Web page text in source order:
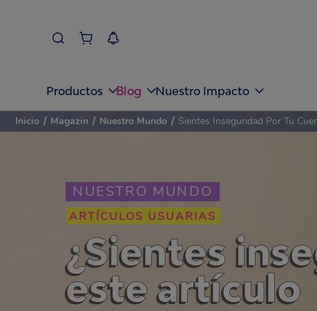
Productos Blog Nuestro Impacto
NUESTRO MUNDO
ARTÍCULOS USUARIAS
¿Sientes
este artículo
Inicio / Magazin / Nuestro Mundo / Sientes Inseguridad Por Tu